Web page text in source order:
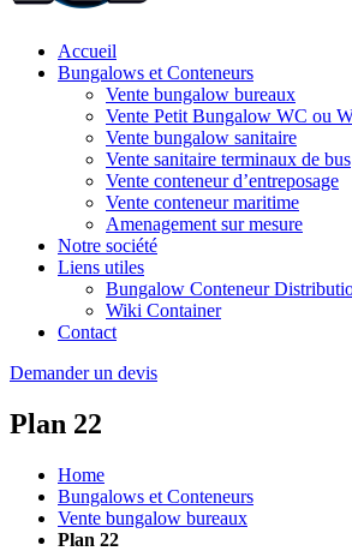
Accueil
Bungalows et Conteneurs
Vente bungalow bureaux
Vente Petit Bungalow WC ou
Vente bungalow sanitaire
Vente sanitaire terminaux de bus
Vente conteneur d’entreposage
Vente conteneur maritime
Amenagement sur mesure
Notre société
Liens utiles
Bungalow Conteneur
Wiki Container
Contact
Demander un devis
Plan 22
Home
Bungalows et Conteneurs
Vente bungalow bureaux
Plan 22